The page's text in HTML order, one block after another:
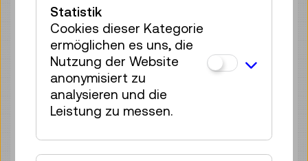
35 Plätze frei
€ 2,50
Sa 08.08. 15:00 –15:40
Reservierung Kinderbereich
33 Plätze frei
€ 2,50
Statistik
Cookies dieser Kategorie
ermöglichen es uns, die
Nutzung der Website
anonymisiert zu
analysieren und die
Leistung zu messen.